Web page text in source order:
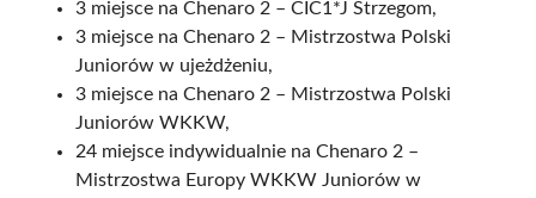
3 miejsce na Chenaro 2 – CIC1*J Strzegom,
3 miejsce na Chenaro 2 – Mistrzostwa Polski
Juniorów w ujeżdżeniu,
3 miejsce na Chenaro 2 – Mistrzostwa Polski
Juniorów WKKW,
24 miejsce indywidualnie na Chenaro 2 –
Mistrzostwa Europy WKKW Juniorów w